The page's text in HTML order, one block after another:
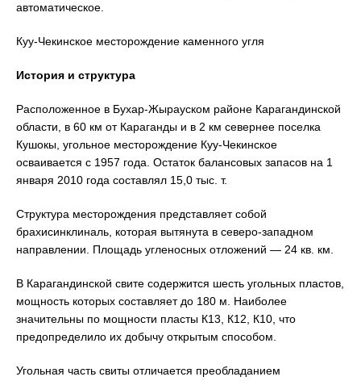
автоматическое.
Куу-Чекинское месторождение каменного угля
История и структура
Расположенное в Бухар-Жырауском районе Карагандинской
области, в 60 км от Караганды и в 2 км севернее поселка
Кушокы, угольное месторождение Куу-Чекинское
осваивается с 1957 года. Остаток балансовых запасов на 1
января 2010 года составлял 15,0 тыс. т.
Структура месторождения представляет собой
брахисинклиналь, которая вытянута в северо-западном
направлении. Площадь угленосных отложений — 24 кв. км.
В Карагандинской свите содержится шесть угольных пластов,
мощность которых составляет до 180 м. Наиболее
значительны по мощности пласты К13, К12, К10, что
предопределило их добычу открытым способом.
Угольная часть свиты отличается преобладанием